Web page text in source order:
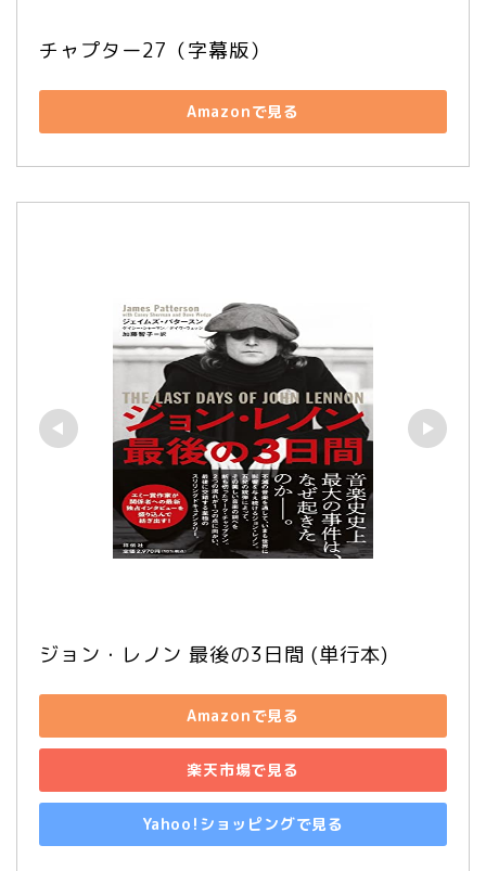
チャプター27（字幕版）
Amazonで見る
ジョン・レノン 最後の3日間 (単行本)
Amazonで見る
楽天市場で見る
Yahoo!ショッピングで見る